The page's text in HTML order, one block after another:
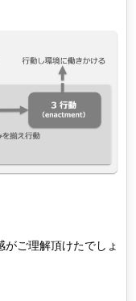
ご理解頂けたでしょ